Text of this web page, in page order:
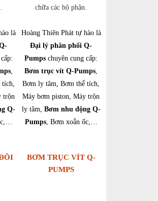
là
,
tích,
trộn
Q-
chữa các bộ phận.
Hoàng Thiên Phát tự hào là
Đại lý phân phối Q-
Pumps chuyên cung cấp:
Bơm trục vít Q-Pumps,
Bơm ly tâm, Bơm thể tích,
Máy bơm piston, Máy trộn
ly tâm, Bơm nhu động Q-
Pumps, Bơm xoắn ốc,…
BƠM TRỤC VÍT Q-
PUMPS